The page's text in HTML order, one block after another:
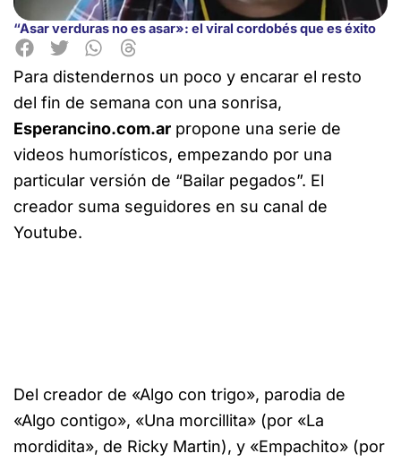
“Asar verduras no es asar»: el viral cordobés que es éxito
Para distendernos un poco y encarar el resto
del fin de semana con una sonrisa,
Esperancino.com.ar propone una serie de
videos humorísticos, empezando por una
particular versión de “Bailar pegados”. El
creador suma seguidores en su canal de
Youtube.
Del creador de «Algo con trigo», parodia de
«Algo contigo», «Una morcillita» (por «La
mordidita», de Ricky Martin), y «Empachito» (por